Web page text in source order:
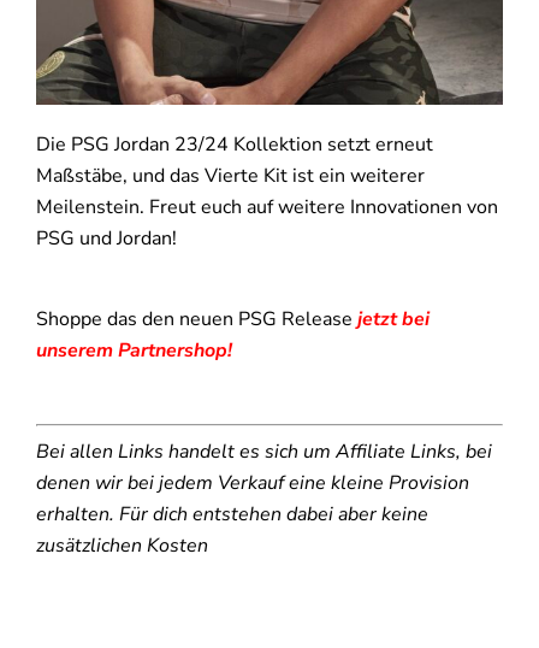
Die PSG Jordan 23/24 Kollektion setzt erneut
Maßstäbe, und das Vierte Kit ist ein weiterer
Meilenstein. Freut euch auf weitere Innovationen von
PSG und Jordan!
Shoppe das den neuen PSG Releasejetzt bei
unserem Partnershop!
Bei allen Links handelt es sich um Affiliate Links, bei
denen wir bei jedem Verkauf eine kleine Provision
erhalten. Für dich entstehen dabei aber keine
zusätzlichen Kosten